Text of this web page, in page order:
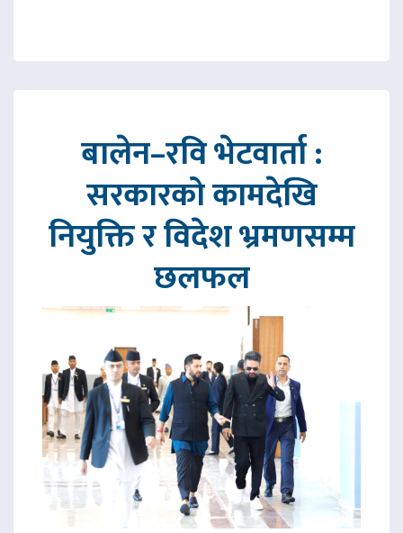
बालेन–रवि भेटवार्ता :
सरकारको कामदेखि
नियुक्ति र विदेश भ्रमणसम्म
छलफल